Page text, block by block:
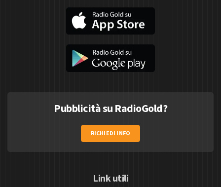
Pubblicità su RadioGold?
RICHIEDI INFO
Link utili